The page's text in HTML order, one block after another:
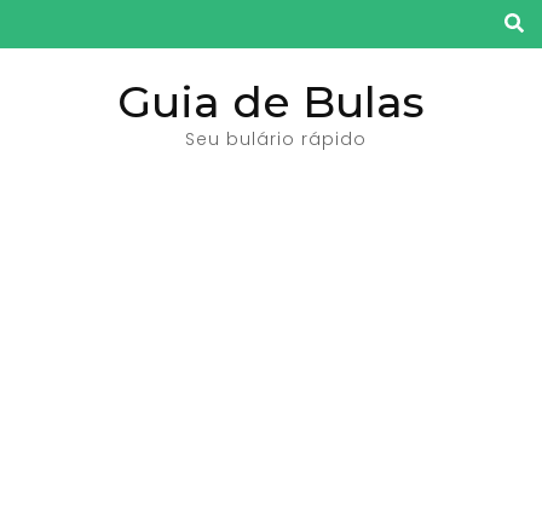
para
Guia de Bulas
Seu bulário rápido